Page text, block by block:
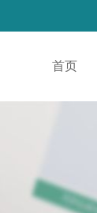
首页